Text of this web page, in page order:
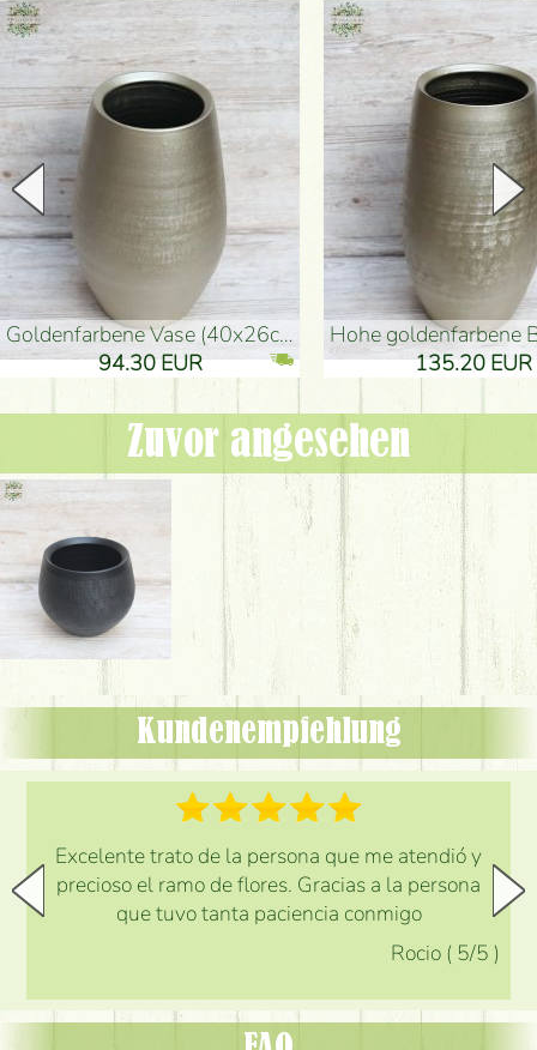
goldenfarbene Vase (40x26cm)
94.30 EUR
hohe goldenfarbene
135.20 EUR
Zuvor angesehen
Kundenempfehlung
Excelente trato de la persona que me atendió y
precioso el ramo de flores. Gracias a la persona
que tuvo tanta paciencia conmigo
Rocio ( 5/5 )